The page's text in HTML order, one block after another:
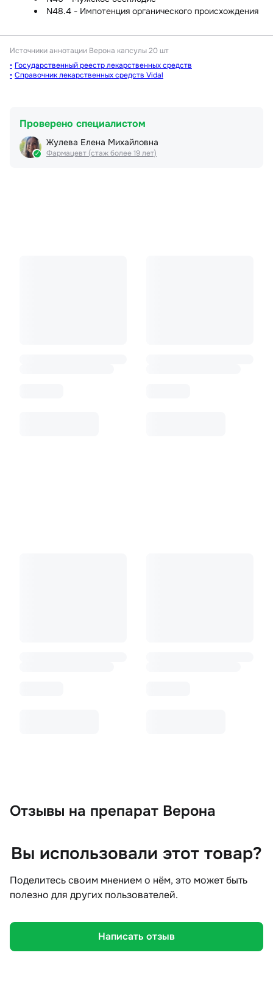
N48.4 - Импотенция органического происхождения
Источники аннотации Верона капсулы 20 шт
Государственный реестр лекарственных средств
Справочник лекарственных средств Vidal
Проверено специалистом
Жулева Елена Михайловна
Фармацевт (стаж более 19 лет)
Отзывы на препарат Верона
Вы использовали этот товар?
Поделитесь своим мнением о нём, это может быть
полезно для других пользователей.
Написать отзыв